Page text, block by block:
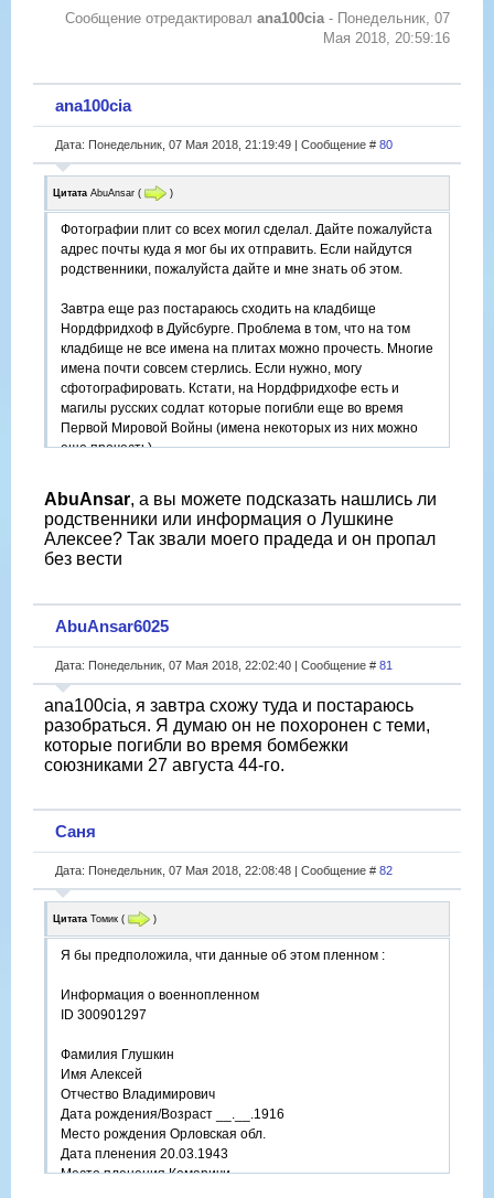
Сообщение отредактировал ana100cia- Понедельник, 07
Мая 2018, 20:59:16
ana100cia
Дата: Понедельник, 07 Мая 2018, 21:19:49 | Сообщение # 80
Цитата AbuAnsar ( )
Фотографии плит со всех могил сделал. Дайте пожалуйста
адрес почты куда я мог бы их отправить. Если найдутся
родственники, пожалуйста дайте и мне знать об этом.
Завтра еще раз постараюсь сходить на кладбище
Нордфридхоф в Дуйсбурге. Проблема в том, что на том
кладбище не все имена на плитах можно прочесть. Многие
имена почти совсем стерлись. Если нужно, могу
сфотографировать. Кстати, на Нордфридхофе есть и
магилы русских содлат которые погибли еще во время
Первой Мировой Войны (имена некоторых из них можно
еще прочесть)
AbuAnsar, а вы можете подсказать нашлись ли
родственники или информация о Лушкине
Алексее? Так звали моего прадеда и он пропал
без вести
AbuAnsar6025
Дата: Понедельник, 07 Мая 2018, 22:02:40 | Сообщение # 81
ana100cia, я завтра схожу туда и постараюсь
разобраться. Я думаю он не похоронен с теми,
которые погибли во время бомбежки
союзниками 27 августа 44-го.
Саня
Дата: Понедельник, 07 Мая 2018, 22:08:48 | Сообщение # 82
Цитата Томик ( )
Я бы предположила, чти данные об этом пленном :
Информация о военнопленном
ID 300901297
Фамилия Глушкин
Имя Алексей
Отчество Владимирович
Дата рождения/Возраст __.__.1916
Место рождения Орловская обл.
Дата пленения 20.03.1943
Место пленения Комаричи